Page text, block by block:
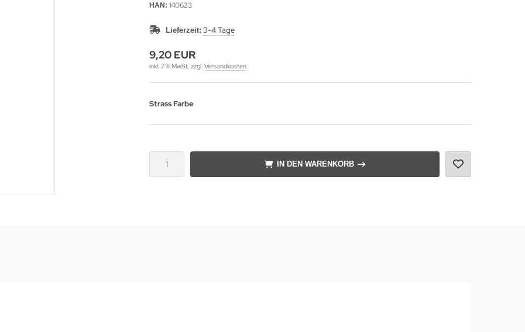
HAN: 140623
Lieferzeit: 3-4 Tage
9,20 EUR
inkl. 7 % MwSt. zzgl. Versandkosten
Strass Farbe
IN DEN WARENKORB